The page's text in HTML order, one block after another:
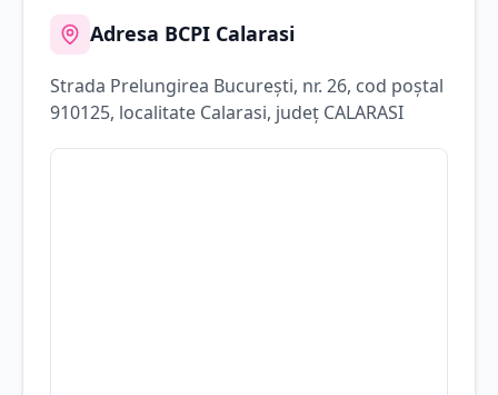
Adresa BCPI Calarasi
Strada Prelungirea Bucureşti, nr. 26, cod poștal
910125, localitate Calarasi, județ CALARASI